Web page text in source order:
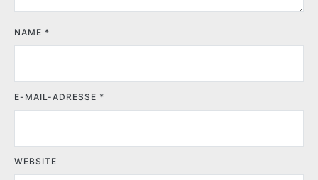
NAME *
E-MAIL-ADRESSE *
WEBSITE